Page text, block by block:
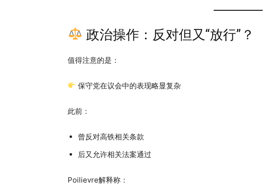
政治操作：反对但又“放行”？
值得注意的是：
保守党在议会中的表现略显复杂
此前：
曾反对高铁相关条款
后又允许相关法案通过
Poilievre解释称：